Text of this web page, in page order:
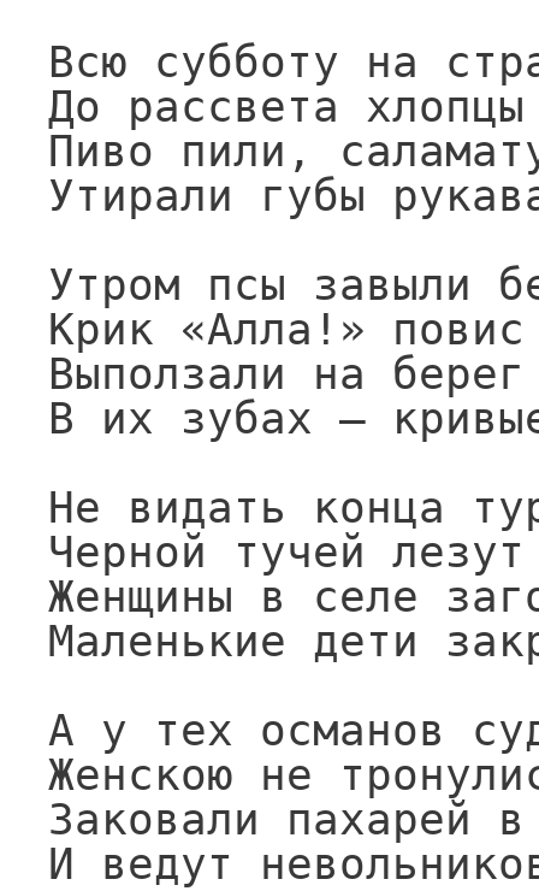
Всю субботу на
До рассвета
Пиво пили,
Утирали губы
Утром псы завыли
Крик «Алла!»
Выползали на
В их зубах —
Не видать конца
Черной тучей
Женщины в селе
Маленькие дети
А у тех османов
Женскою не
Заковали пахарей
И ведут